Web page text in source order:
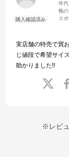
年
靴
ス
実店舗の特売で買
じ値段で希望サイ
助かりました!!
※レビ